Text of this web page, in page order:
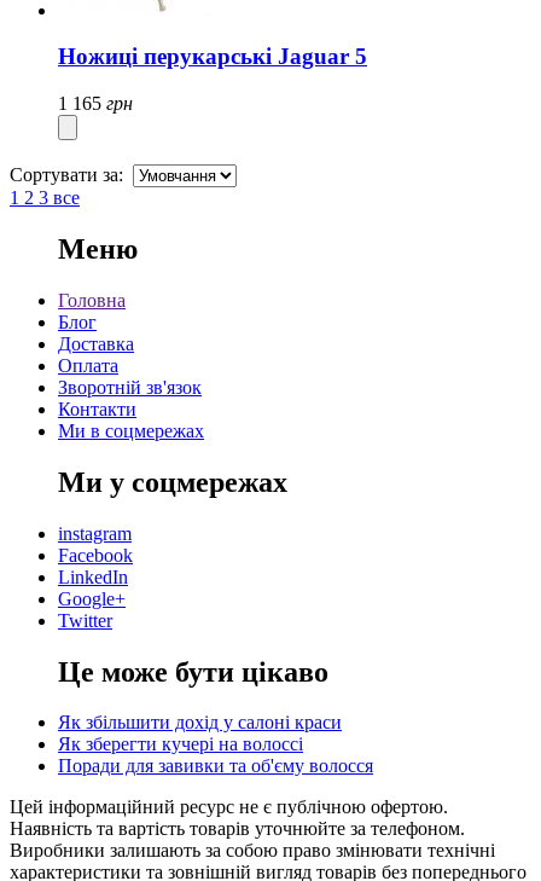
Ножиці перукарські Jaguar 5
1 165 грн
Сортувати за:
1 2 3 все
Меню
Головна
Блог
Доставка
Оплата
Зворотній зв'язок
Контакти
Ми в соцмережах
Ми у соцмережах
instagram
Facebook
LinkedIn
Google+
Twitter
Це може бути цікаво
Як збільшити дохід у салоні краси
Як зберегти кучері на волоссі
Поради для завивки та об'єму волосся
Цей інформаційний ресурс не є публічною офертою.
Наявність та вартість товарів уточнюйте за телефоном.
Виробники залишають за собою право змінювати технічні
характеристики та зовнішній вигляд товарів без попереднього